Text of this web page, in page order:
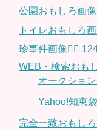
公園おもしろ画像
トイレおもしろ
珍事件画像👮‍♂️
WEB・検索おも
オークショ
Yahoo!知恵
完全一致おもし